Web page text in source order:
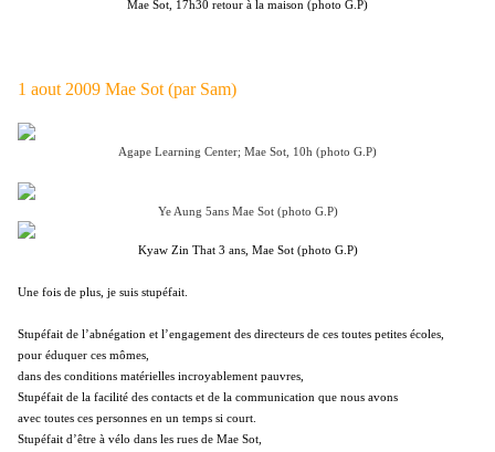
Mae Sot, 17h30 retour à la maison (photo G.P)
1 aout 2009 Mae Sot (par Sam)
Agape Learning Center; Mae Sot, 10h (photo G.P)
Ye Aung 5ans Mae Sot (photo G.P)
Kyaw Zin That 3 ans, Mae Sot (photo G.P)
Une fois de plus, je suis stupéfait.
Stupéfait de l’abnégation et l’engagement des directeurs de ces toutes petites écoles,
pour éduquer ces mômes,
dans des conditions matérielles incroyablement pauvres,
Stupéfait de la facilité des contacts et de la communication que nous avons
avec toutes ces personnes en un temps si court.
Stupéfait d’être à vélo dans les rues de Mae Sot,